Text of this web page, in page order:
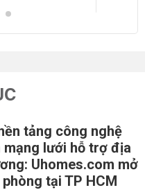
tảng công nghệ
mạng lưới hỗ trợ địa
Uhomes.com mở
tại TP HCM